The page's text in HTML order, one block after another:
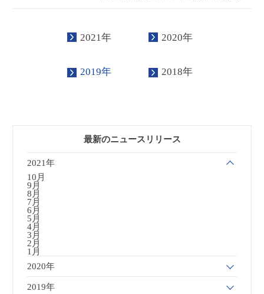
2021年 2020年
2019年 2018年
最新のニュースリリース
2021年
10月
9月
8月
7月
6月
5月
4月
3月
2月
1月
2020年
2019年